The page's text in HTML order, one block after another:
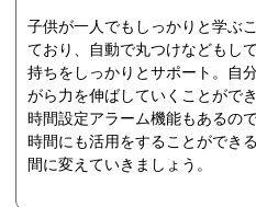
子供が一人でもしっかりと学ぶ
ており、自動で丸つけなどもし
持ちをしっかりとサポート。自
がら力を伸ばしていくことがで
時間設定アラーム機能もあるの
時間にも活用をすることができ
間に変えていきましょう。